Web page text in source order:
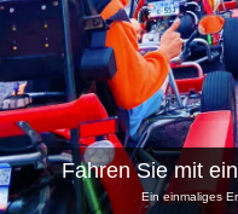
Tokio Shibuya Annex
Tokio Asakusa
Okinawa
Fahren Sie mit
Ein einmaliges